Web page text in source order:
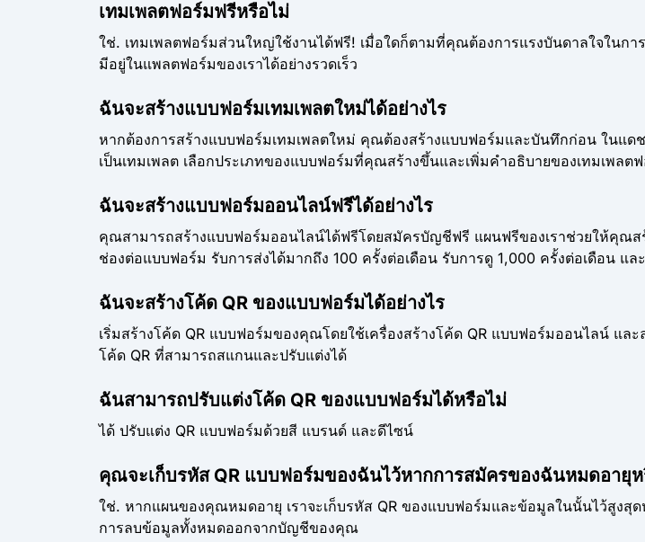
เทมเพลตฟอร์มฟรีหรือไม่
ใช่. เทมเพลตฟอร์มส่วนใหญ่ใช้งานได้ฟรี! เมื่อใดก็ตามที่คุณต้องการแรงบันดาลใจใน
มีอยู่ในแพลตฟอร์มของเราได้อย่างรวดเร็ว
ฉันจะสร้างแบบฟอร์มเทมเพลตใหม่ได้อย่างไร
หากต้องการสร้างแบบฟอร์มเทมเพลตใหม่ คุณต้องสร้างแบบฟอร์มและบันทึกก่อน ในแ
เป็นเทมเพลต เลือกประเภทของแบบฟอร์มที่คุณสร้างขึ้นและเพิ่มคำอธิบายของเทมเพล
ฉันจะสร้างแบบฟอร์มออนไลน์ฟรีได้อย่างไร
คุณสามารถสร้างแบบฟอร์มออนไลน์ได้ฟรีโดยสมัครบัญชีฟรี แผนฟรีของเราช่วยให้คุณ
ช่องต่อแบบฟอร์ม รับการส่งได้มากถึง 100 ครั้งต่อเดือน รับการดู 1,000 ครั้งต่อเดือน แล
ฉันจะสร้างโค้ด QR ของแบบฟอร์มได้อย่างไร
เริ่มสร้างโค้ด QR แบบฟอร์มของคุณโดยใช้เครื่องสร้างโค้ด QR แบบฟอร์มออนไลน์ แ
โค้ด QR ที่สามารถสแกนและปรับแต่งได้
ฉันสามารถปรับแต่งโค้ด QR ของแบบฟอร์มได้หรือไม่
ได้ ปรับแต่ง QR แบบฟอร์มด้วยสี แบรนด์ และดีไซน์
คุณจะเก็บรหัส QR แบบฟอร์มของฉันไว้หากการสมัครของฉันหมดอายุ
ใช่. หากแผนของคุณหมดอายุ เราจะเก็บรหัส QR ของแบบฟอร์มและข้อมูลในนั้นไว้สูงสุ
การลบข้อมูลทั้งหมดออกจากบัญชีของคุณ